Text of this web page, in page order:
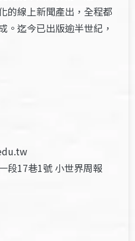
的線上新聞產出，全程都
。迄今已出版逾半世紀，
段17巷1號 小世界周報